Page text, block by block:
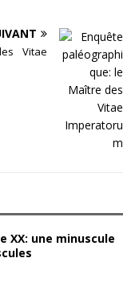
Vitae
XX: une minuscule